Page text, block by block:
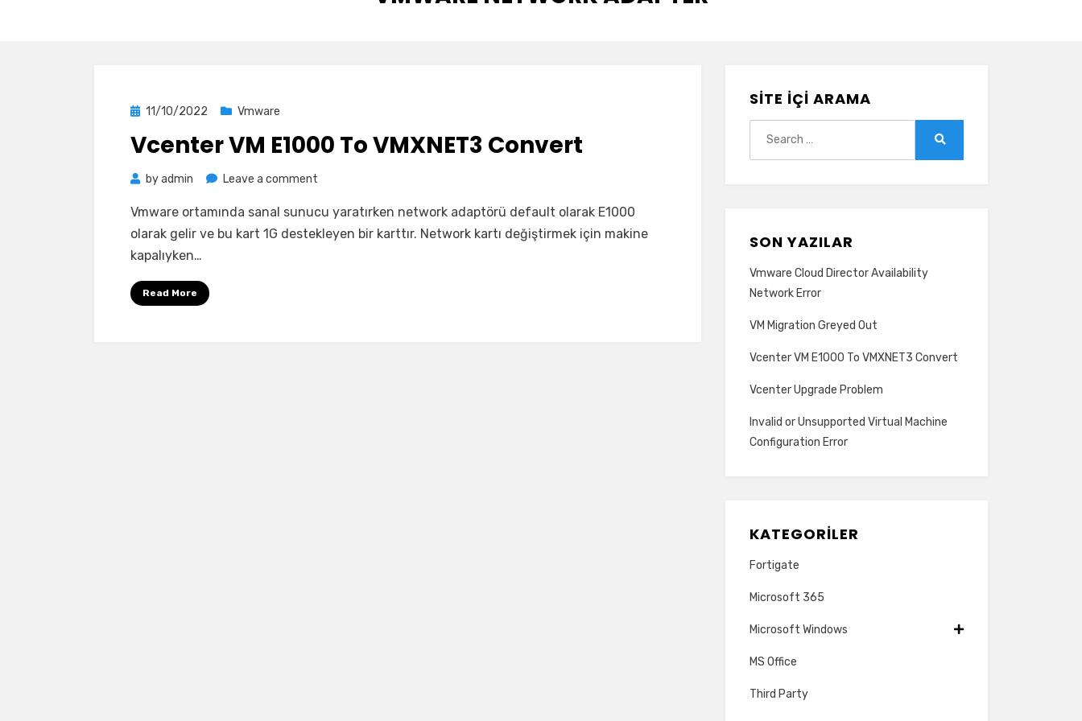
Posted
11/10/2022 Vmware
Vcenter VM E1000 To VMXNET3 Convert
byadmin Leave a comment
VM
E1000
Vmware ortamında sanal sunucu yaratırken network adaptörü default olarak E1000
olarak gelir ve bu kart 1G destekleyen bir karttır. Network kartı değiştirmek için makine
kapalıyken…
Read More
SITE İÇI ARAMA
SON YAZILAR
Vmware Cloud Director Availability
Network Error
VM Migration Greyed Out
Vcenter VM E1000 To VMXNET3 Convert
Vcenter Upgrade Problem
Invalid or Unsupported Virtual Machine
Configuration Error
KATEGORILER
Fortigate
Microsoft 365
Microsoft Windows
MS Office
Third Party